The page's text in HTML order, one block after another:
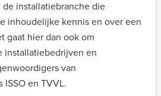
installatiebranche die
inhoudelijke kennis en over een
gaat hier dan ook om
installatiebedrijven en
van
en TVVL.